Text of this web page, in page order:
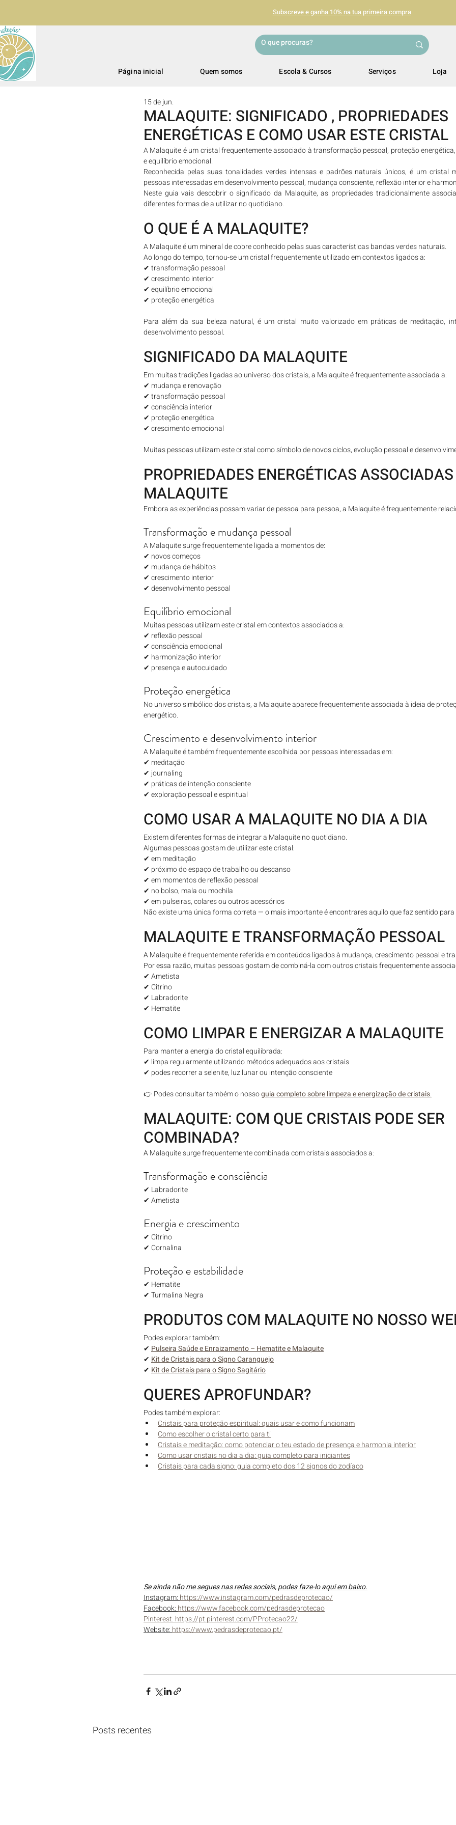
Subscreve e ganha 10% na tua primeira compra
Página inicial Quem somos Escola & Cursos Serviços Loja
MALAQUITE: SIGNIFICADO , PROPRIEDADES
ENERGÉTICAS E COMO USAR ESTE CRISTAL
15 de jun.
A Malaquite é um cristal frequentemente associado à transformação pessoal, proteção
e equilíbrio emocional.
Reconhecida pelas suas tonalidades verdes intensas e padrões naturais únicos, é um cristal
pessoas interessadas em desenvolvimento pessoal, mudança consciente, reflexão interior e
Neste guia vais descobrir o significado da Malaquite, as propriedades tradicionalmente
diferentes formas de a utilizar no quotidiano.
O QUE É A MALAQUITE?
A Malaquite é um mineral de cobre conhecido pelas suas características bandas verdes naturais.
Ao longo do tempo, tornou-se um cristal frequentemente utilizado em contextos ligados a:
✔ transformação pessoal
✔ crescimento interior
✔ equilíbrio emocional
✔ proteção energética
Para além da sua beleza natural, é um cristal muito valorizado em práticas de meditação,
desenvolvimento pessoal.
SIGNIFICADO DA MALAQUITE
Em muitas tradições ligadas ao universo dos cristais, a Malaquite é frequentemente associada a:
✔ mudança e renovação
✔ transformação pessoal
✔ consciência interior
✔ proteção energética
✔ crescimento emocional
Muitas pessoas utilizam este cristal como símbolo de novos ciclos, evolução pessoal e
PROPRIEDADES ENERGÉTICAS
MALAQUITE
Embora as experiências possam variar de pessoa para pessoa, a Malaquite é frequentemente
Transformação e mudança pessoal
A Malaquite surge frequentemente ligada a momentos de:
✔ novos começos
✔ mudança de hábitos
✔ crescimento interior
✔ desenvolvimento pessoal
Equilíbrio emocional
Muitas pessoas utilizam este cristal em contextos associados a:
✔ reflexão pessoal
✔ consciência emocional
✔ harmonização interior
✔ presença e autocuidado
Proteção energética
No universo simbólico dos cristais, a Malaquite aparece frequentemente associada à ideia de
energético.
Crescimento e desenvolvimento interior
A Malaquite é também frequentemente escolhida por pessoas interessadas em:
✔ meditação
✔ journaling
✔ práticas de intenção consciente
✔ exploração pessoal e espiritual
COMO USAR A MALAQUITE NO DIA A DIA
Existem diferentes formas de integrar a Malaquite no quotidiano.
Algumas pessoas gostam de utilizar este cristal:
✔ em meditação
✔ próximo do espaço de trabalho ou descanso
✔ em momentos de reflexão pessoal
✔ no bolso, mala ou mochila
✔ em pulseiras, colares ou outros acessórios
Não existe uma única forma correta — o mais importante é encontrares aquilo que faz sentido para
MALAQUITE E TRANSFORMAÇÃO PESSOAL
A Malaquite é frequentemente referida em conteúdos ligados à mudança, crescimento pessoal e
Por essa razão, muitas pessoas gostam de combiná-la com outros cristais frequentemente
✔ Ametista
✔ Citrino
✔ Labradorite
✔ Hematite
COMO LIMPAR E ENERGIZAR A MALAQUITE
Para manter a energia do cristal equilibrada:
✔ limpa regularmente utilizando métodos adequados aos cristais
✔ podes recorrer a selenite, luz lunar ou intenção consciente
👉 Podes consultar também o nosso guia completo sobre limpeza e energização de cristais.
MALAQUITE: COM QUE CRISTAIS PODE SER
COMBINADA?
A Malaquite surge frequentemente combinada com cristais associados a:
Transformação e consciência
✔ Labradorite
✔ Ametista
Energia e crescimento
✔ Citrino
✔ Cornalina
Proteção e estabilidade
✔ Hematite
✔ Turmalina Negra
PRODUTOS COM MALAQUITE NO NOSSO
Podes explorar também:
✔ Pulseira Saúde e Enraizamento – Hematite e Malaquite
✔ Kit de Cristais para o Signo Caranguejo
✔ Kit de Cristais para o Signo Sagitário
QUERES APROFUNDAR?
Podes também explorar:
Cristais para proteção espiritual: quais usar e como funcionam
Como escolher o cristal certo para ti
Cristais e meditação: como potenciar o teu estado de presença e harmonia interior
Como usar cristais no dia a dia: guia completo para iniciantes
Cristais para cada signo: guia completo dos 12 signos do zodíaco
Se ainda não me segues nas redes sociais, podes faze-lo aqui em baixo.
Instagram: https://www.instagram.com/pedrasdeprotecao/
Facebook: https://www.facebook.com/pedrasdeprotecao
Pinterest: https://pt.pinterest.com/PProtecao22/
Website: https://www.pedrasdeprotecao.pt/
Posts recentes